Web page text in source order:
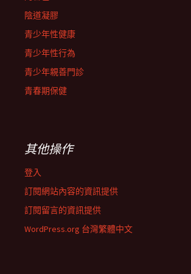
陰道凝膠
青少年性健康
青少年性行為
青少年親善門診
青春期保健
其他操作
登入
訂閱網站內容的資訊提供
訂閱留言的資訊提供
WordPress.org 台灣繁體中文